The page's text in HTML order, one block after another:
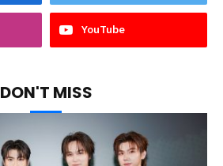
YouTube
DON'T MISS